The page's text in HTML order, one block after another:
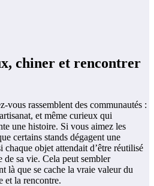
chiner et rencontrer
vous rassemblent des communautés :
et même curieux qui
une histoire. Si vous aimez les
certains stands dégagent une
objet attendait d’être réutilisé
sa vie. Cela peut sembler
là que se cache la vraie valeur du
et la rencontre.